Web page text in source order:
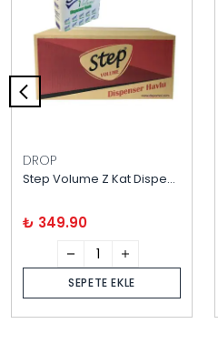
DROP
Step Volume Z Kat Dispenser Havlu 140 Yaprak X12 Paket
₺ 349.90
SEPETE EKLE